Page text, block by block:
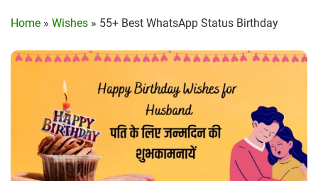
Home » Wishes » 55+ Best WhatsApp Status Birthday
शुभकामनाएं